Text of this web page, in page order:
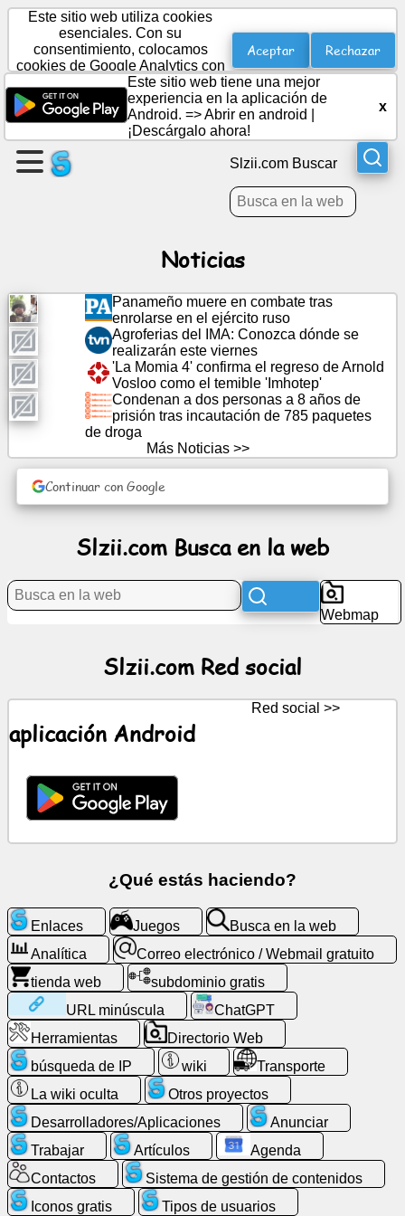
crear
una
pagina
Crear
grupo
Agenda
Entretenimiento
Red
social
Iconos
gratis
Juegos
Busca
Webmail
gratuito
Analítica
tienda
web
Desarrolladores/Aplicaciones
Herramientas
Trabajar
Este sitio web utiliza cookies
esenciales. Con su
consentimiento, colocamos
cookies de Google Analytics con
fines estadísticos.
Aceptar Rechazar
Este sitio web tiene una mejor
experiencia en la aplicación de
Android. =>Abrir en android
¡Descárgalo ahora!
x
Slzii.com Buscar
Noticias
Panameño muere en combate tras
enrolarse en el ejército ruso
Agroferias del IMA: Conozca dónde se
realizarán este viernes
'La Momia 4' confirma el regreso de Arnold
Vosloo como el temible 'Imhotep'
Condenan a dos personas a 8 años de
prisión tras incautación de 785 paquetes
de droga
Más Noticias >>
Continuar con Google
Slzii.com Busca en la web
Webmap
Slzii.com Red social
aplicación Android
Red social >>
¿Qué estás haciendo?
Enlaces Juegos
Busca en la web
Analítica
Correo electrónico / Webmail gratuito
tienda web
subdominio gratis
URL minúscula
ChatGPT
Herramientas
Directorio Web
búsqueda de IP
wiki
Transporte
La wiki oculta
Otros proyectos
Desarrolladores/Aplicaciones
Anunciar
Trabajar
Artículos
Agenda
Contactos
Sistema de gestión de contenidos
Iconos gratis
Tipos de usuarios